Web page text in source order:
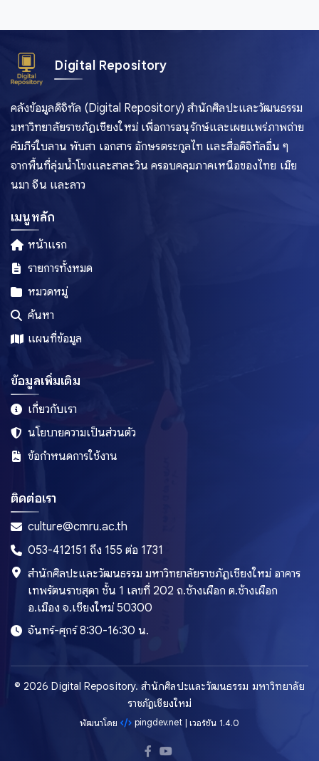
Digital Repository
คลังข้อมูลดิจิทัล (Digital Repository) สำนักศิลปะและวัฒนธรรม
มหาวิทยาลัยราชภัฏเชียงใหม่ เพื่อการอนุรักษ์และเผยแพร่ภาพถ่าย
คัมภีร์ใบลาน พับสา เอกสาร อักษรตระกูลไท และสื่อดิจิทัลอื่น ๆ
จากพื้นที่ลุ่มน้ำโขงและสาละวิน ครอบคลุมภาคเหนือของไทย เมีย
นมา จีน และลาว
เมนูหลัก
หน้าแรก
รายการทั้งหมด
หมวดหมู่
ค้นหา
แผนที่ข้อมูล
ข้อมูลเพิ่มเติม
เกี่ยวกับเรา
นโยบายความเป็นส่วนตัว
ข้อกำหนดการใช้งาน
ติดต่อเรา
culture@cmru.ac.th
053-412151 ถึง 155 ต่อ 1731
สำนักศิลปะและวัฒนธรรม มหาวิทยาลัยราชภัฏเชียงใหม่ อาคาร
เทพรัตนราชสุดา ชั้น 1 เลขที่ 202 ถ.ช้างเผือก ต.ช้างเผือก
อ.เมือง จ.เชียงใหม่ 50300
จันทร์-ศุกร์ 8:30-16:30 น.
© 2026 Digital Repository. สำนักศิลปะและวัฒนธรรม มหาวิทยาลัย
ราชภัฏเชียงใหม่
พัฒนาโดย pingdev.net | เวอร์ชัน 1.4.0